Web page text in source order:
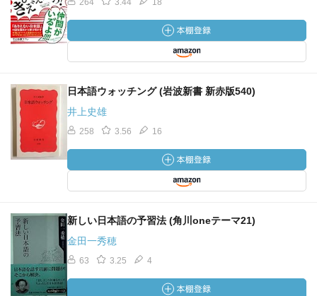
264 3.44 18
日本語ウォッチング (岩波新書 新赤版540)
井上史雄
258 3.56 16
新しい日本語の予習法 (角川oneテーマ21)
金田一秀穂
63 3.25 4